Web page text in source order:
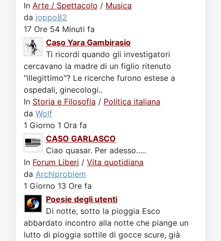
In Arte / Spettacolo / Musica
da joppo82
17 Ore 54 Minuti fa
Caso Yara Gambirasio
Ti ricordi quando gli investigatori
cercavano la madre di un figlio ritenuto
"illegittimo"? Le ricerche furono estese a
ospedali, ginecologi..
In Storia e Filosofia / Politica italiana
da Wolf
1 Giorno 1 Ora fa
CASO GARLASCO
Ciao quasar. Per adesso.....
In Forum Liberi / Vita quotidiana
da Archiproblem
1 Giorno 13 Ore fa
Poesie degli utenti
Di notte, sotto la pioggia Esco
abbardato incontro alla notte che piange un
lutto di pioggia sottile di gocce scure, già